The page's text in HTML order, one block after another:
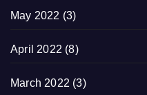
May 2022 (3)
April 2022 (8)
March 2022 (3)